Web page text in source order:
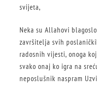
svijeta,
Neka su Allahovi
završitelja svih
radosnih vijesti, onoga
svako onaj ko igra na
neposlušnik naspram